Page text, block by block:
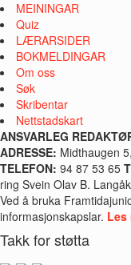
MEININGAR
Quiz
LÆRARSIDER
BOKMELDINGAR
Om oss
Søk
Skribentar
Nettstadskart
ANSVARLEG
ADRESSE: Midthaugen
TELEFON: 94 87 53 65
ring Svein Olav B.
Ved å bruka
informasjonskapslar. Les
Takk for støtta